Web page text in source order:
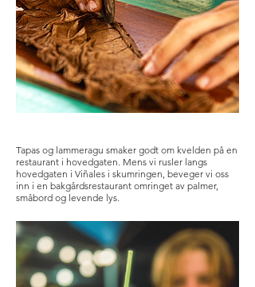
Tapas og lammeragu smaker godt om kvelden på en
restaurant i hovedgaten. Mens vi rusler langs
hovedgaten i Viñales i skumringen, beveger vi oss
inn i en bakgårdsrestaurant omringet av palmer,
småbord og levende lys.